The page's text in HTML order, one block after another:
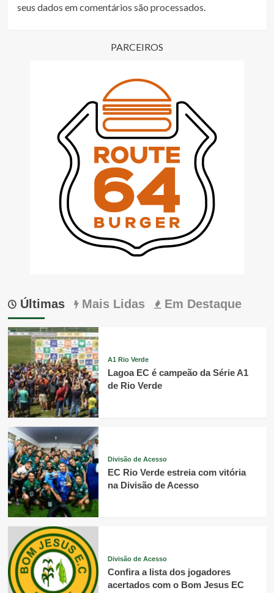
seus dados em comentários são processados.
PARCEIROS
Últimas Mais Lidas Em Destaque
A1 Rio Verde
Lagoa EC é campeão da Série A1
de Rio Verde
Divisão de Acesso
EC Rio Verde estreia com vitória
na Divisão de Acesso
Divisão de Acesso
Confira a lista dos jogadores
acertados com o Bom Jesus EC